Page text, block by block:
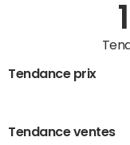
Tendance prix
Tendance ventes